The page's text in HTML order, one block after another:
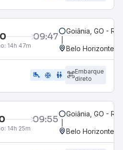
09:47
14h 47m
Goiânia, GO -
Belo Horizonte,
airline_seat_legroom_extra ac_unit wc
Embarque
direto
09:55
14h 25m
Goiânia, GO -
Belo Horizonte,